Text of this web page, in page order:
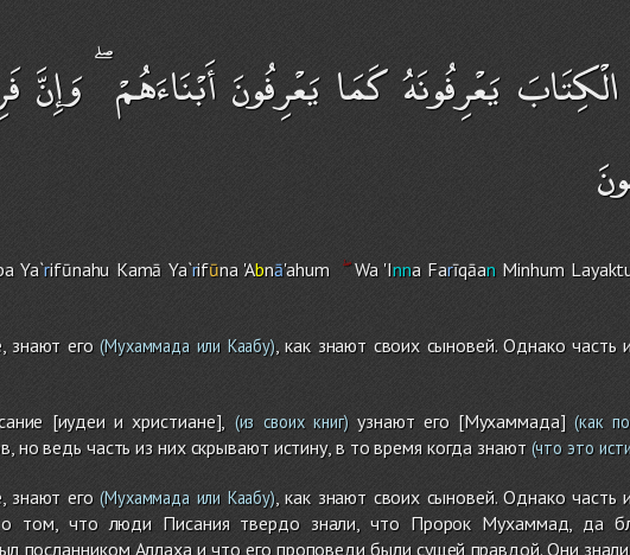
يَعْرِفُونَهُ كَمَا يَعْرِفُونَ أَبْنَاءَهُمْ ۖ وَإِنَّ
Ya`rifūnahu Kamā Ya`rifūna 'Abnā'ahum Wa 'Inna FarīqāanMinhum
знают его(Мухаммада или Каабу) , как знают своих сыновей. Однако часть
[иудеи и христиане], (из своих книг)узнают его [Мухаммада](как
но ведь часть из них скрывают истину, в то время когда знают(что это
знают его(Мухаммада или Каабу) , как знают своих сыновей. Однако часть
том, что люди Писания твердо знали, что Пророк Мухаммад, да
посланником Аллаха и что его проповеди были сущей правдой. Они